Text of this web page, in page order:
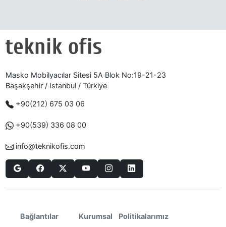
Masko Mobilyacılar Sitesi 5A Blok No:19-21-23
Başakşehir / Istanbul / Türkiye
+90(212) 675 03 06
+90(539) 336 08 00
info@teknikofis.com
Bağlantılar
Kurumsal
Politikalarımız